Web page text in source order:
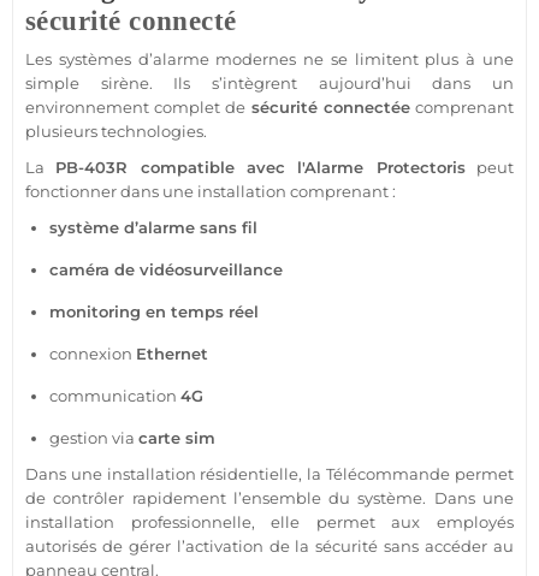
sécurité connecté
Les systèmes d’alarmemodernes ne se limitent plus à une
simple sirène. Ils s’intègrent aujourd’hui dans un
environnement complet de sécurité connectéecomprenant
plusieurs technologies.
La PB-403R compatibleavec l'Alarme Protectorispeut
fonctionner dans une installation comprenant :
système d’alarme sans fil
caméra de vidéosurveillance
monitoring en temps réel
connexion Ethernet
communication 4G
gestion via carte sim
Dans une installation résidentielle, laTélécommande permet
de contrôler rapidement l’ensemble dusystème. Dans une
installation professionnelle, elle permet aux employés
autorisés de gérer l’activation de lasécurité sans accéder au
panneau central.